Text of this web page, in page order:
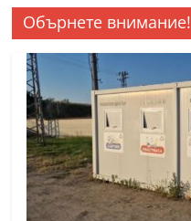
Обърнете внимание!